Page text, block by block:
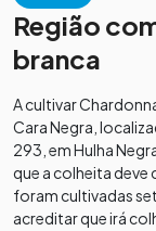
Região
branca
A cultivar
Cara Negra,
293, em Hulha
que a colheita deve
foram cultivadas
acreditar que irá